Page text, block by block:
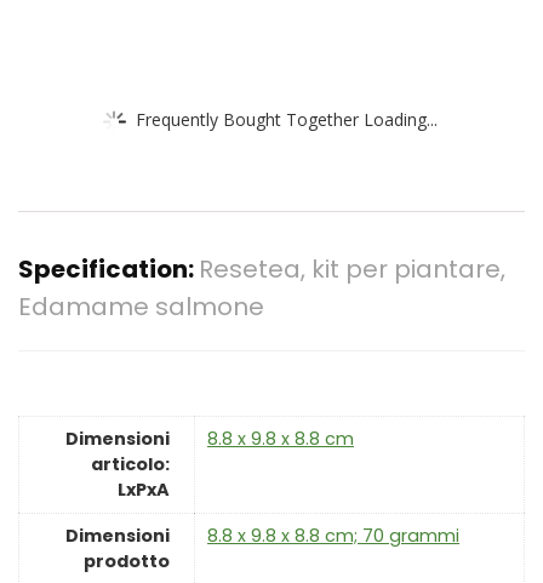
Frequently Bought Together Loading...
Specification: Resetea, kit per piantare,
Edamame salmone
Dimensioni
articolo:
LxPxA
‎8.8 x 9.8 x 8.8 cm
Dimensioni
prodotto
‎8.8 x 9.8 x 8.8 cm; 70 grammi